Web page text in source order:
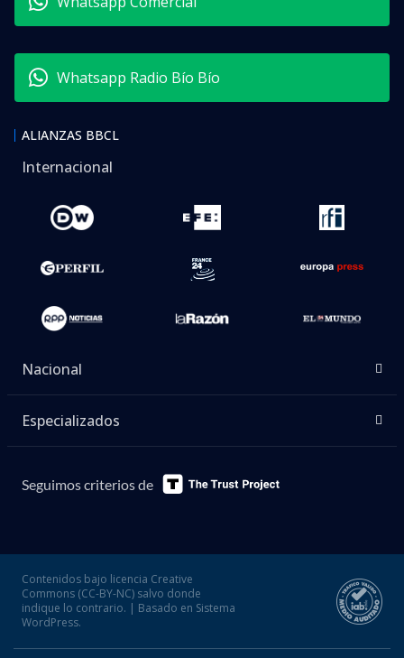
Whatsapp Radio Bío Bío
ALIANZAS BBCL
Internacional
Nacional
Especializados
Seguimos criterios de
Contenidos bajo licencia Creative
Commons (CC-BY-NC) salvo donde
indique lo contrario. | Basado en Sistema
WordPress.